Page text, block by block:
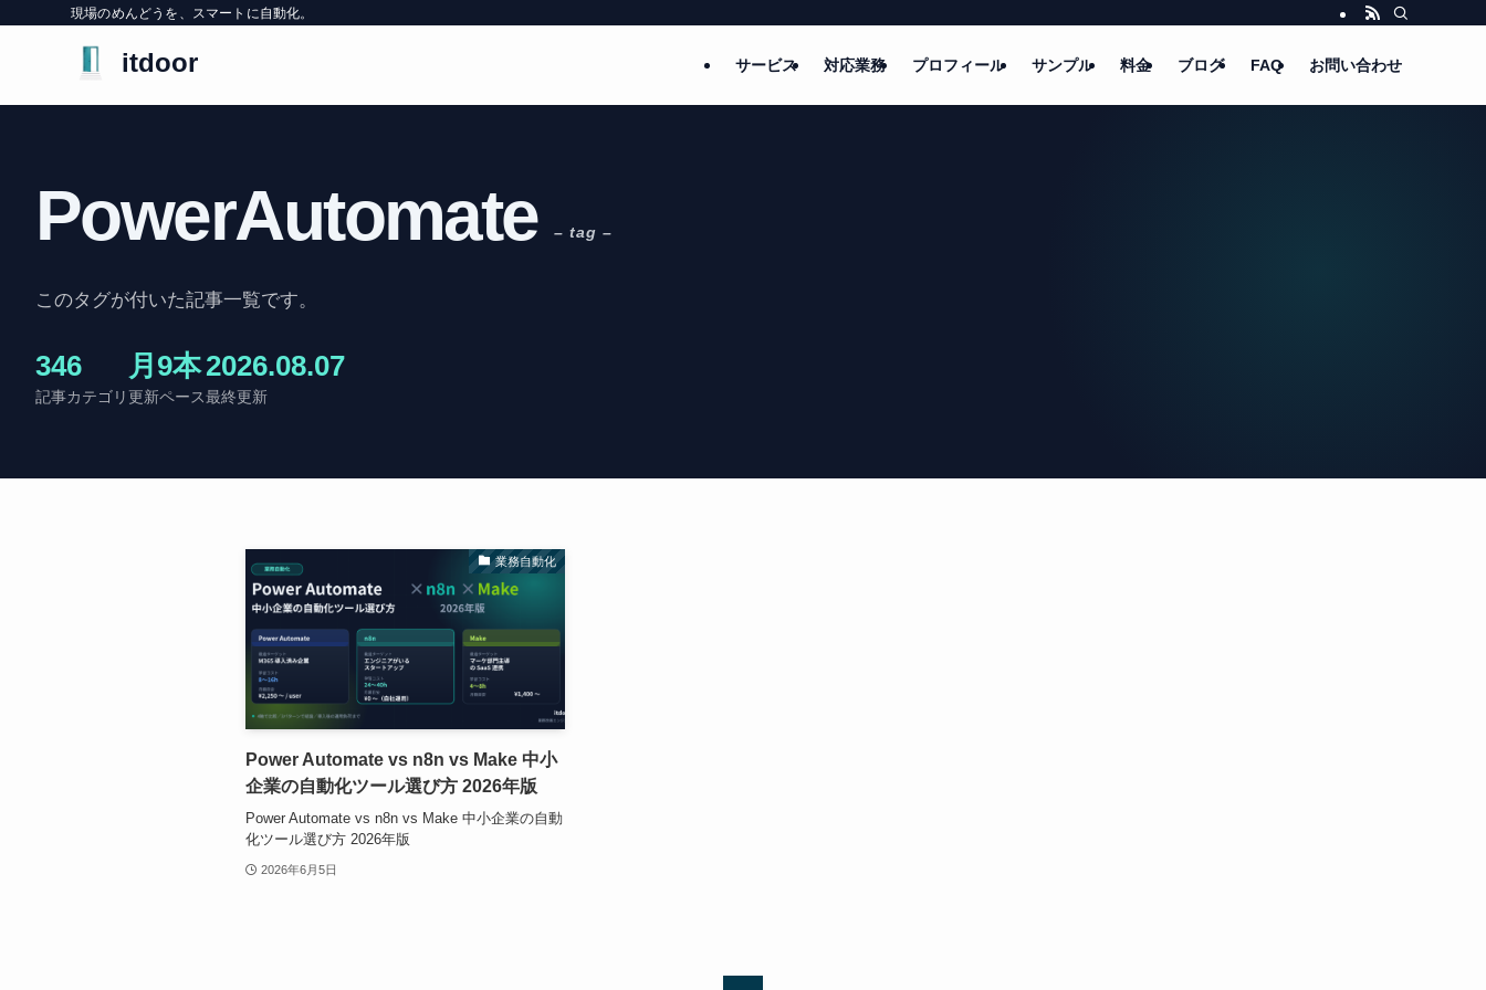
現場のめんどうを、スマートに自動化。
itdoor サービス 対応業務 プロフィール サンプル 料金 ブログ FAQ お問い合わせ
PowerAutomate – tag –
このタグが付いた記事一覧です。
34
記事
6
カテゴリ
月9本
更新ペース
2026.08.07
最終更新
業務自動化
Power Automate vs n8n vs Make 中小
企業の自動化ツール選び方 2026年版
Power Automate vs n8n vs Make 中小企業の自動
化ツール選び方 2026年版
2026年6月5日